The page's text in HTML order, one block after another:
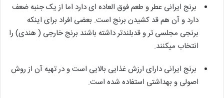
برنج ایرانی عطر و طعم فوق العاده ای دارد اما از یک جنبه ضعف
دارد و آن هم قد کشیدن برنج است. بعضی افراد برای اینکه
برنجی مجلسی تر و قدبلندتر داشته باشند برنج خارجی ( هندی) را
انتخاب میکنند.
برنج ایرانی دارای ارزش غذایی بالایی است و در تهیه آن از روش
اصولی و بهداشتی استفاده شده است.